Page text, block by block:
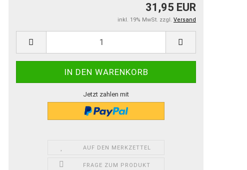
31,95 EUR
inkl. 19% MwSt. zzgl. Versand
Jetzt zahlen mit
AUF DEN MERKZETTEL
FRAGE ZUM PRODUKT